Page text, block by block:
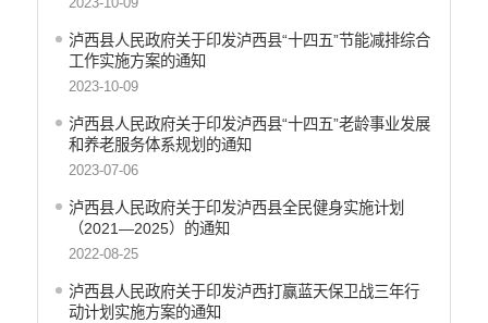
泸西县人民政府关于印发泸西县“十四五”节能减排综合
工作实施方案的通知
2023-10-09
泸西县人民政府关于印发泸西县“十四五”老龄事业发展
和养老服务体系规划的通知
2023-07-06
泸西县人民政府关于印发泸西县全民健身实施计划
（2021—2025）的通知
2022-08-25
泸西县人民政府关于印发泸西打赢蓝天保卫战三年行
动计划实施方案的通知